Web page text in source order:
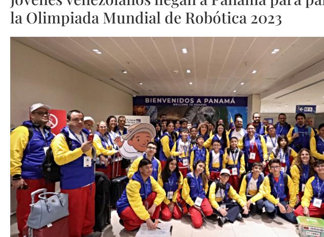
la Olimpiada Mundial de Robótica 2023